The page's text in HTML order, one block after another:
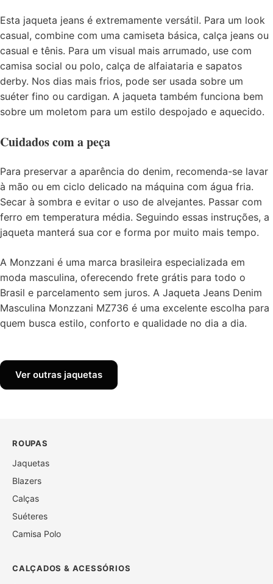
Esta jaqueta jeans é extremamente versátil. Para um look
casual, combine com uma camiseta básica, calça jeans ou
casual e tênis. Para um visual mais arrumado, use com
camisa social ou polo, calça de alfaiataria e sapatos
derby. Nos dias mais frios, pode ser usada sobre um
suéter fino ou cardigan. A jaqueta também funciona bem
sobre um moletom para um estilo despojado e aquecido.
Cuidados com a peça
Para preservar a aparência do denim, recomenda-se lavar
à mão ou em ciclo delicado na máquina com água fria.
Secar à sombra e evitar o uso de alvejantes. Passar com
ferro em temperatura média. Seguindo essas instruções, a
jaqueta manterá sua cor e forma por muito mais tempo.
A Monzzani é uma marca brasileira especializada em
moda masculina, oferecendo frete grátis para todo o
Brasil e parcelamento sem juros. A Jaqueta Jeans Denim
Masculina Monzzani MZ736 é uma excelente escolha para
quem busca estilo, conforto e qualidade no dia a dia.
Ver outras jaquetas
ROUPAS
Jaquetas
Blazers
Calças
Suéteres
Camisa Polo
CALÇADOS & ACESSÓRIOS